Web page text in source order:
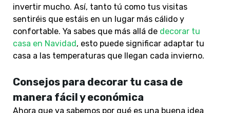
invertir mucho. Así, tanto tú como tus visitas
sentiréis que estáis en un lugar más cálido y
confortable. Ya sabes que más allá de decorar tu
casa en Navidad, esto puede significar adaptar tu
casa a las temperaturas que llegan cada invierno.
Consejos para decorar tu casa de
manera fácil y económica
Ahora que ya sabemos por qué es una buena idea